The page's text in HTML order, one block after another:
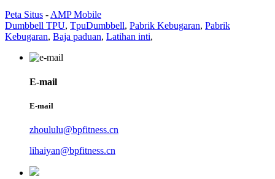
Peta Situs - AMP Mobile
Dumbbell TPU, TpuDumbbell, Pabrik Kebugaran, Pabrik
Kebugaran, Baja paduan, Latihan inti,
E-mail
E-mail
zhoululu@bpfitness.cn
lihaiyan@bpfitness.cn